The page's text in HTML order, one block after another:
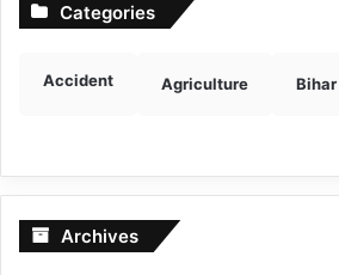
Categories
Accident Agriculture Bihar
Archives Archives